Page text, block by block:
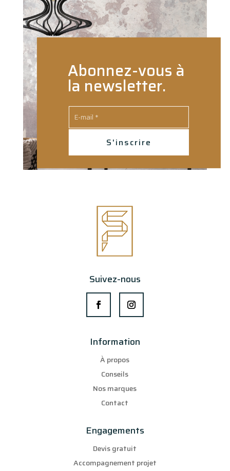
Abonnez-vous à
la newsletter.
S'inscrire
Suivez-nous
Information
À propos
Conseils
Nos marques
Contact
Engagements
Devis gratuit
Accompagnement projet